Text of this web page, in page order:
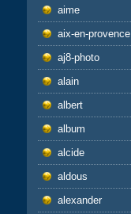
aime
aix-en-provence
aj8-photo
alain
albert
album
alcide
aldous
alexander